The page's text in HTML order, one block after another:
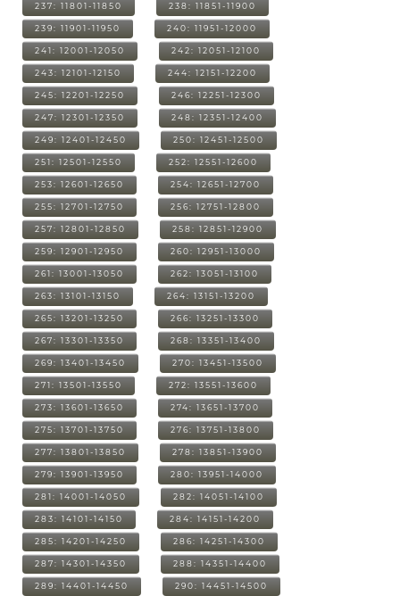
237: 11801-11850 238: 11851-11900
239: 11901-11950 240: 11951-12000
241: 12001-12050 242: 12051-12100
243: 12101-12150 244: 12151-12200
245: 12201-12250 246: 12251-12300
247: 12301-12350 248: 12351-12400
249: 12401-12450 250: 12451-12500
251: 12501-12550 252: 12551-12600
253: 12601-12650 254: 12651-12700
255: 12701-12750 256: 12751-12800
257: 12801-12850 258: 12851-12900
259: 12901-12950 260: 12951-13000
261: 13001-13050 262: 13051-13100
263: 13101-13150 264: 13151-13200
265: 13201-13250 266: 13251-13300
267: 13301-13350 268: 13351-13400
269: 13401-13450 270: 13451-13500
271: 13501-13550 272: 13551-13600
273: 13601-13650 274: 13651-13700
275: 13701-13750 276: 13751-13800
277: 13801-13850 278: 13851-13900
279: 13901-13950 280: 13951-14000
281: 14001-14050 282: 14051-14100
283: 14101-14150 284: 14151-14200
285: 14201-14250 286: 14251-14300
287: 14301-14350 288: 14351-14400
289: 14401-14450 290: 14451-14500